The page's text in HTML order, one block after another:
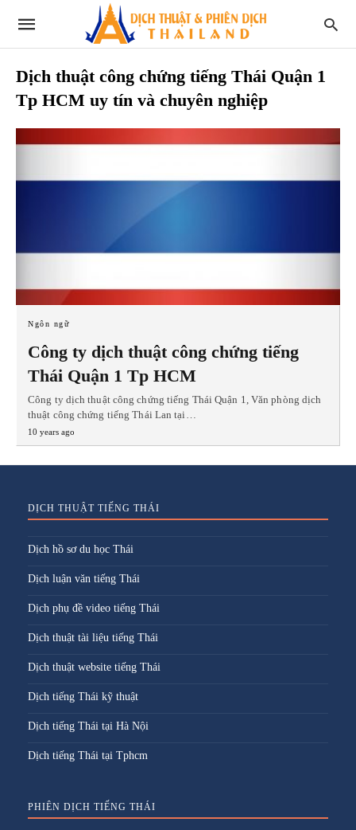
Dịch thuật công chứng tiếng Thái Quận 1
Tp HCM uy tín và chuyên nghiệp
Ngôn ngữ
Công ty dịch thuật công chứng tiếng
Thái Quận 1 Tp HCM
Công ty dịch thuật công chứng tiếng Thái Quận 1, Văn phòng dịch
thuật công chứng tiếng Thái Lan tại…
10 years ago
DỊCH THUẬT TIẾNG THÁI
Dịch hồ sơ du học Thái
Dịch luận văn tiếng Thái
Dịch phụ đề video tiếng Thái
Dịch thuật tài liệu tiếng Thái
Dịch thuật website tiếng Thái
Dịch tiếng Thái kỹ thuật
Dịch tiếng Thái tại Hà Nội
Dịch tiếng Thái tại Tphcm
PHIÊN DỊCH TIẾNG THÁI